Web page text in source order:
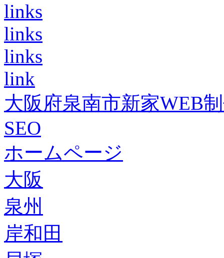
links
links
links
link
大阪府泉南市新家WEB
SEO
ホームページ
大阪
泉州
岸和田